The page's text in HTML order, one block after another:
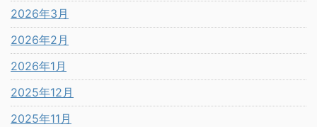
2026年3月
2026年2月
2026年1月
2025年12月
2025年11月